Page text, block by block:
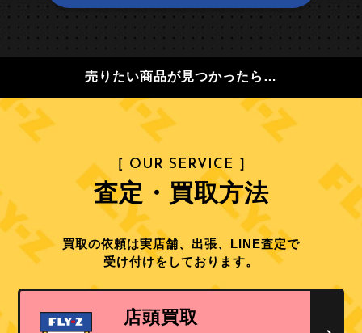
売りたい商品が見つかったら…
［ OUR SERVICE ］
査定・買取方法
買取の依頼は実店舗、出張、LINE査定で
受け付けをしております。
店頭買取